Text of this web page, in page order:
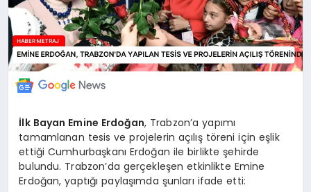
EĞİTİM
İlk Bayan Emine Erdoğan, Trabzon’a yapımı
tamamlanan tesis ve projelerin açılış töreni için eşlik
ettiği Cumhurbaşkanı Erdoğan ile birlikte şehirde
bulundu. Trabzon’da gerçekleşen etkinlikte Emine
Erdoğan, yaptığı paylaşımda şunları ifade etti: